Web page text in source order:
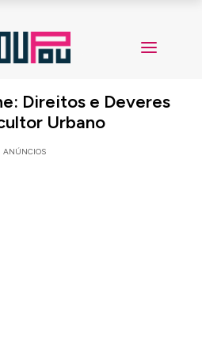
Direitos e Deveres
Urbano
ANÚNCIOS